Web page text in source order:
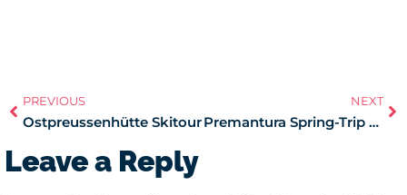
PREVIOUS
Ostpreussenhütte Skitour
NEXT
Premantura Spring-Trip – Zeltln Radln und Safari Bar
Leave a Reply